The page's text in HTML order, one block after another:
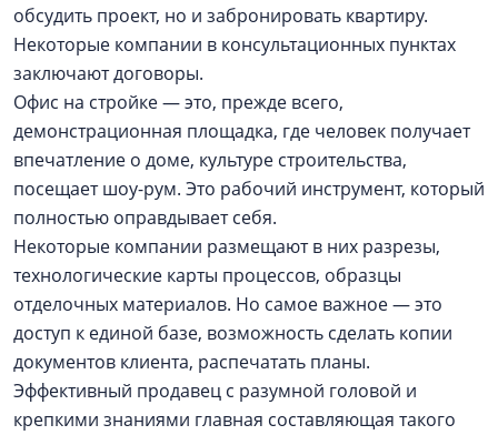
обсудить проект, но и забронировать квартиру.
Некоторые компании в консультационных пунктах
заключают договоры.
Офис на стройке — это, прежде всего,
демонстрационная площадка, где человек получает
впечатление о доме, культуре строительства,
посещает шоу-рум. Это рабочий инструмент, который
полностью оправдывает себя.
Некоторые компании размещают в них разрезы,
технологические карты процессов, образцы
отделочных материалов. Но самое важное — это
доступ к единой базе, возможность сделать копии
документов клиента, распечатать планы.
Эффективный продавец с разумной головой и
крепкими знаниями главная составляющая такого